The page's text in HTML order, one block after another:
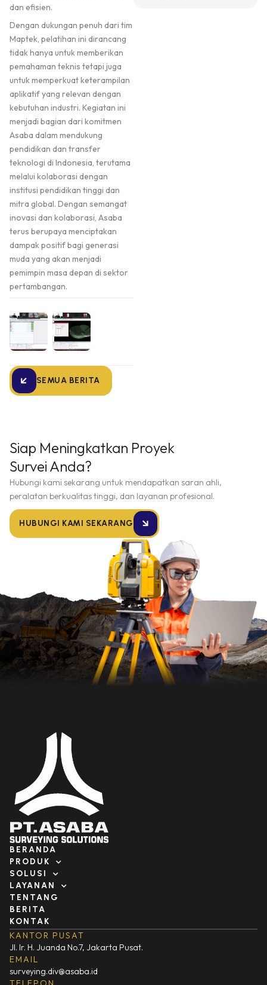
dan efisien.
Dengan dukungan penuh dari tim
Maptek, pelatihan ini dirancang
tidak hanya untuk memberikan
pemahaman teknis tetapi juga
untuk memperkuat keterampilan
aplikatif yang relevan dengan
kebutuhan industri. Kegiatan ini
menjadi bagian dari komitmen
Asaba dalam mendukung
pendidikan dan transfer
teknologi di Indonesia, terutama
melalui kolaborasi dengan
institusi pendidikan tinggi dan
mitra global. Dengan semangat
inovasi dan kolaborasi, Asaba
terus berupaya menciptakan
dampak positif bagi generasi
muda yang akan menjadi
pemimpin masa depan di sektor
pertambangan.
SEMUA BERITA
Siap Meningkatkan Proyek
Survei Anda?
Hubungi kami sekarang untuk mendapatkan saran ahli,
peralatan berkualitas tinggi, dan layanan profesional.
HUBUNGI KAMI SEKARANG
BERANDA
PRODUK
SOLUSI
LAYANAN
TENTANG
BERITA
KONTAK
KANTOR PUSAT
Jl. Ir. H. Juanda No.7, Jakarta Pusat.
EMAIL
surveying.div@asaba.id